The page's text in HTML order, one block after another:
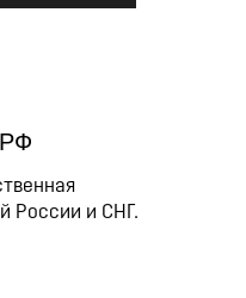
России и СНГ.